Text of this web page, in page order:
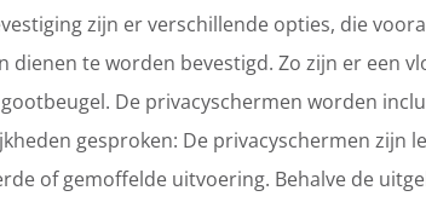
zijn er verschillende opties, die
dienen te worden bevestigd. Zo zijn er een
De privacyschermen worden
gesproken: De privacyschermen zijn
of gemoffelde uitvoering. Behalve de